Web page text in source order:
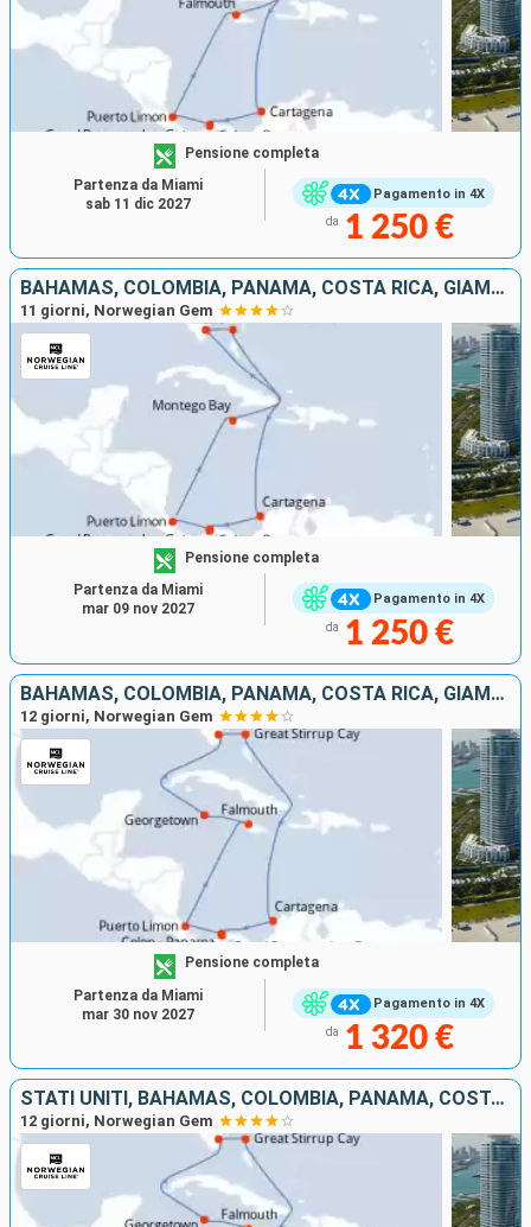
Pagamento in 4X
Pensione completa
da 1 250 €
Partenza da Miami
sab 11 dic 2027
BAHAMAS, COLOMBIA, PANAMA, COSTA RICA, GIAMAICA, STATI UNITI
11 giorni, Norwegian Gem
Pagamento in 4X
Pensione completa
da 1 250 €
Partenza da Miami
mar 09 nov 2027
BAHAMAS, COLOMBIA, PANAMA, COSTA RICA, GIAMAICA, ISOLE CAYMAN, STATI UNITI
12 giorni, Norwegian Gem
Pagamento in 4X
Pensione completa
da 1 320 €
Partenza da Miami
mar 30 nov 2027
STATI UNITI, BAHAMAS, COLOMBIA, PANAMA, COSTA RICA, GIAMAICA, ISOLE CAYMAN
12 giorni, Norwegian Gem